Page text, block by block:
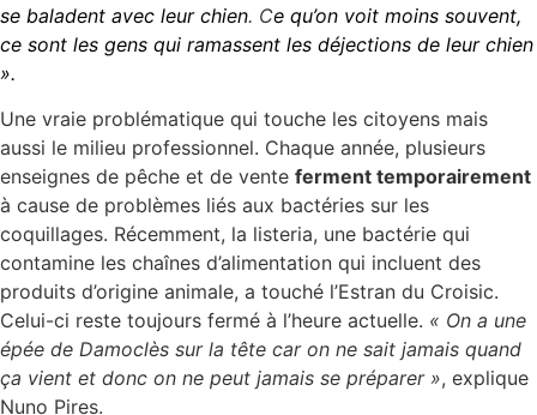
se baladent avec leur chien. Ce qu’on voit moins souvent,
ce sont les gens qui ramassent les déjections de leur chien
».
Une vraie problématique qui touche les citoyens mais
aussi le milieu professionnel. Chaque année, plusieurs
enseignes de pêche et de vente ferment temporairement
à cause de problèmes liés aux bactéries sur les
coquillages. Récemment, la listeria, une bactérie qui
contamine les chaînes d’alimentation qui incluent des
produits d’origine animale, a touché l’Estran du Croisic.
Celui-ci reste toujours fermé à l’heure actuelle. « On a une
épée de Damoclès sur la tête car on ne sait jamais quand
ça vient et donc on ne peut jamais se préparer », explique
Nuno Pires.